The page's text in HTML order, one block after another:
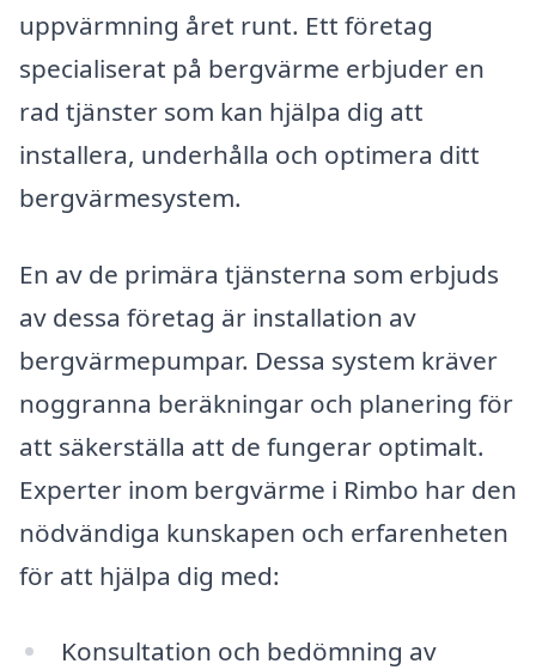
uppvärmning året runt. Ett företag
specialiserat på bergvärme erbjuder en
rad tjänster som kan hjälpa dig att
installera, underhålla och optimera ditt
bergvärmesystem.
En av de primära tjänsterna som erbjuds
av dessa företag är installation av
bergvärmepumpar. Dessa system kräver
noggranna beräkningar och planering för
att säkerställa att de fungerar optimalt.
Experter inom bergvärme i Rimbo har den
nödvändiga kunskapen och erfarenheten
för att hjälpa dig med:
Konsultation och bedömning av